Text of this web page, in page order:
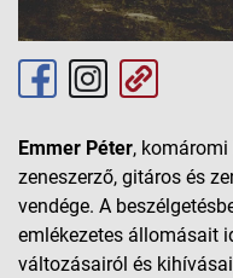
Emmer Péter,
zeneszerző, gitáros és
vendége. A
emlékezetes állomásait
változásairól és